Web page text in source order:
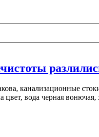
канализационные
вода черная